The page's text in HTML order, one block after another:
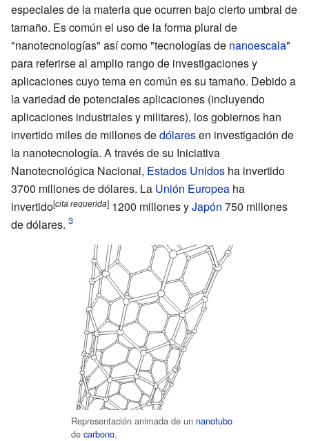
especiales de la materia que ocurren bajo cierto umbral de
tamaño. Es común el uso de la forma plural de
"nanotecnologías" así como "tecnologías de nanoescala"
para referirse al amplio rango de investigaciones y
aplicaciones cuyo tema en común es su tamaño. Debido a
la variedad de potenciales aplicaciones (incluyendo
aplicaciones industriales y militares), los gobiernos han
invertido miles de millones dedólaresen investigación de
la nanotecnología. A través de su Iniciativa
Nanotecnológica Nacional, Estados Unidos ha invertido
3700 millones de dólares. La Unión Europea ha
invertido[citarequerida] 1200 millones yJapón 750 millones
de dólares.
Representación animada de un nanotubo
de carbono.